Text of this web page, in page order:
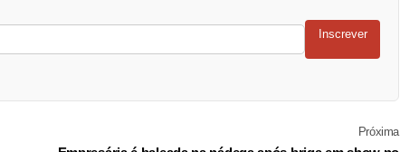
Inscrever
Próxima